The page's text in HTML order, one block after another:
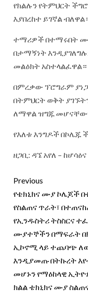
የክልሉን የትምህርት
እያበረከተ ይገኛል
ተማሪዎች በተማሩበት
በታማኝነት
መልዕክት አስተላልፈዋል።
በምረቃው ፕሮግራም
በትምህርት ወቅት
ለማዋል ዝግጁ
የእለቱ እንግዶች በኮሌጁ
ዘጋቢ: ዳኜ አየለ –
Previous
የቴክኒክና ሙያ ኮሌጆች
የስልጠና ጥራት፣
የኢንዱስትሪ ትስስርና
ሙያተኞችን በማፍራት
ኢኮኖሚ ላይ ተጨባጭ
እንዲያመጡ በትኩረት
መሆኑን የማዕከላዊ
ክልል ቴክኒክና ሙያ